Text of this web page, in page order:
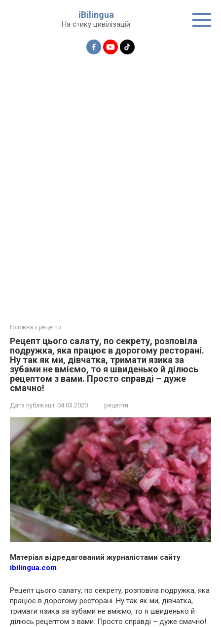
iBilingua
На стику цивілізацій
Головна » рецепти
Рецепт цього салату, по секрету, розповіла
подружка, яка працює в дорогому ресторані.
Ну так як ми, дівчатка, тримати язика за
зубами не вміємо, то я швиденько й ділюсь
рецептом з вами. Просто справді – дуже
смачно!
Дата публікації: 04.03.2020 рецепти
Матеріал відредагований журналістами сайту
ibilingua.com
Рецепт цього салату, по секрету, розповіла подружка, яка
працює в дорогому ресторані. Ну так як ми, дівчатка,
тримати язика за зубами не вміємо, то я швиденько й
ділюсь рецептом з вами. Просто справді – дуже смачно!